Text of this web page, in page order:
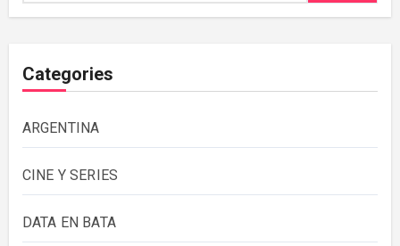
Categories
ARGENTINA
CINE Y SERIES
DATA EN BATA